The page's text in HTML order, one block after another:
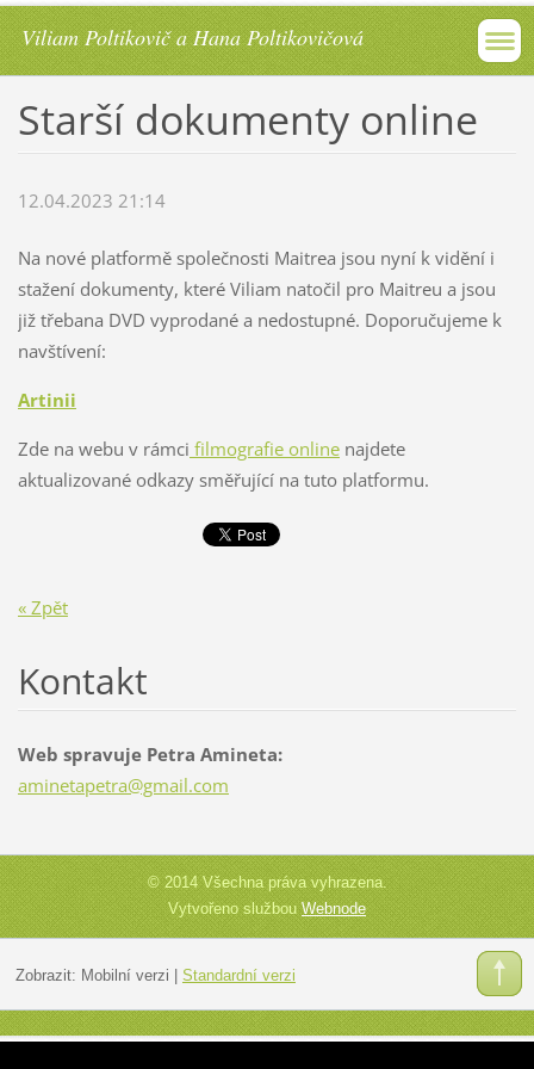
Viliam Poltikovič a Hana Poltikovičová
Starší dokumenty online
12.04.2023 21:14
Na nové platformě společnosti Maitrea jsou nyní k vidění i
stažení dokumenty, které Viliam natočil pro Maitreu a jsou
již třebana DVD vyprodané a nedostupné. Doporučujeme k
navštívení:
Artinii
Zde na webu v rámci filmografie onlinenajdete
aktualizované odkazy směřující na tuto platformu.
« Zpět
Kontakt
Web spravuje Petra Amineta:
aminetapetra@gmail.com
© 2014 Všechna práva vyhrazena.
Vytvořeno službouWebnode
Zobrazit: Mobilní verzi Standardní verzi